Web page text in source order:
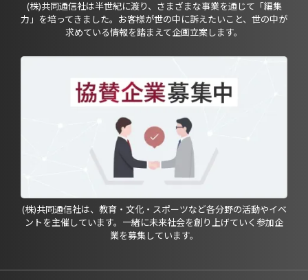
(株)共同通信社は半世紀に渡り、さまざまな事業を通じて「編集
力」を培ってきました。お客様が世の中に訴えたいこと、世の中が
求めている情報を踏まえて企画立案します。
(株)共同通信社は、教育・文化・スポーツなど各分野の活動やイベ
ントを主催しています。一緒に未来社会を創り上げていく参加企
業を募集しています。